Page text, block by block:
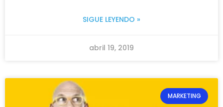
SIGUE LEYENDO »
abril 19, 2019
MARKETING